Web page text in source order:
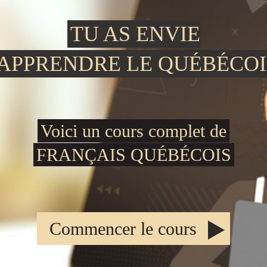
TU AS ENVIE
LE
Voici un cours complet de
FRANÇAIS QUÉBÉCOIS
Commencer le cours